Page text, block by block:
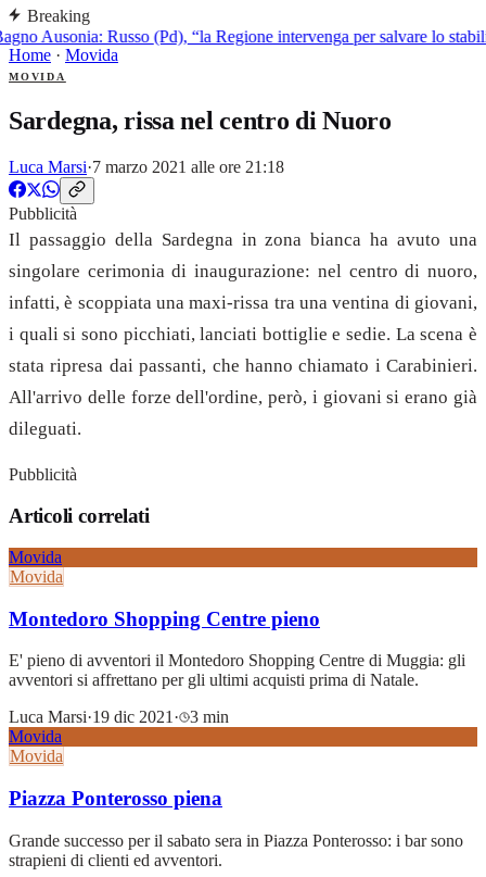
Breaking
Ausonia: Russo (Pd), “la Regione intervenga per salvare lo
Home · Movida
MOVIDA
Sardegna, rissa nel centro di Nuoro
Luca Marsi·7 marzo 2021 alle ore 21:18
Pubblicità
Il passaggio della Sardegna in zona bianca ha avuto una
singolare cerimonia di inaugurazione: nel centro di nuoro,
infatti, è scoppiata una maxi-rissa tra una ventina di giovani,
i quali si sono picchiati, lanciati bottiglie e sedie. La scena è
stata ripresa dai passanti, che hanno chiamato i Carabinieri.
All'arrivo delle forze dell'ordine, però, i giovani si erano già
dileguati.
Pubblicità
Articoli correlati
Movida
Movida
Montedoro Shopping Centre pieno
E' pieno di avventori il Montedoro Shopping Centre di Muggia: gli
avventori si affrettano per gli ultimi acquisti prima di Natale.
Luca Marsi·19 dic 2021 ·
3 min
Movida
Movida
Piazza Ponterosso piena
Grande successo per il sabato sera in Piazza Ponterosso: i bar sono
strapieni di clienti ed avventori.